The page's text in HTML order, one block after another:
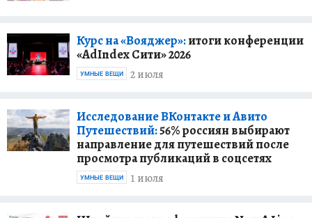
Курс на «Вояджер»:итоги конференции
«AdIndex Сити» 2026
2 июля
УМНЫЕ ВЕЩИ
Исследование ВКонтакте и Авито
Путешествий:56% россиян выбирают
направление для путешествий после
просмотра публикаций в соцсетях
1 июля
УМНЫЕ ВЕЩИ